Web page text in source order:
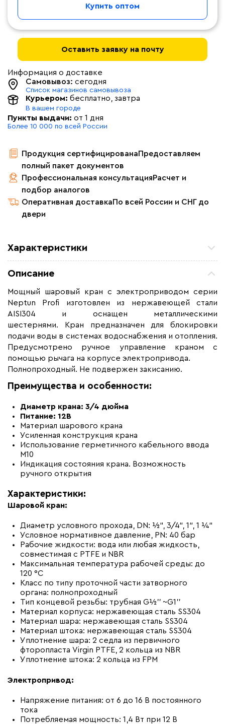
Купить оптом
Оставить заявку на почту
Информация о доставке
Самовывоз: сегодня
Список магазинов самовывоза
Курьером: бесплатно , завтра
В вашем городе
Пункты выдачи: от 1 дня
Более 10 000 по всей России
Продукция сертифицированаПредоставляем
полный пакет документов
Профессиональная консультацияРасчет и
подбор аналогов
Оперативная доставкаПо всей России и СНГ до
двери
Характеристики
Длина установочного провода, м 1
Страна производства Россия
Гарантия (год) 10
Вес (кг)
Коллекция
Краны с
электроприводом Neptun
Материал
Описание
Мощный шаровый кран с электроприводом серии
Neptun Profi изготовлен из нержавеющей стали
AISI304 и оснащен металлическими
шестернями. Кран предназначен для блокировки
подачи воды в системах водоснабжения и отопления.
Предусмотрено ручное управление краном с
помощью рычага на корпусе электропривода.
Полнопроходный. Не подвержен закисанию.
Преимущества и особенности:
Диаметр крана: 3/4 дюйма
Питание: 12В
Материал шарового крана
Усиленная конструкция крана
Использование герметичного кабельного ввода
M10
Индикация состояния крана. Возможность
ручного открытия
Характеристики:
Шаровой кран:
Диаметр условного прохода, DN: 1⁄2“, 3/4“, 1“, 1 1⁄4“
Условное нормативное давление, PN: 40 бар
Рабочие жидкости: вода или любая жидкость,
совместимая с PTFE и NBR
Максимальная температура рабочей среды: до
120 °C
Класс по типу проточной части затворного
органа: полнопроходный
Тип концевой резьбы: трубная G1⁄2’’ ~G1’’
Материал корпуса: нержавеющая сталь SS304
Материал шара: нержавеющая сталь SS304
Материал штока: нержавеющая сталь SS304
Уплотнение шара: 2 седла из первичного
фторопласта Virgin PTFE, 2 кольца из NBR
Уплотнение штока: 2 кольца из FPM
Электропривод:
Напряжение питания: от 6 до 16 В постоянного
тока
Потребляемая мощность: 1,4 Вт при 12 В